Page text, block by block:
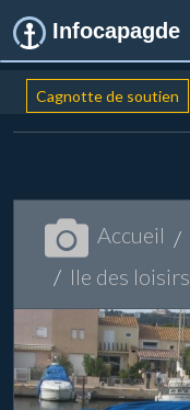
Infocapagde
Cagnotte de soutien
Accueil
Ile des loisirs